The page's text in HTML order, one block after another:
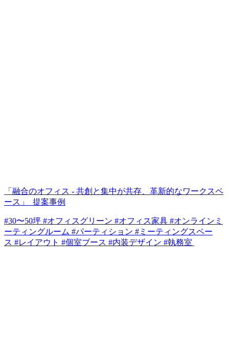
「融合のオフィス - 共創と集中が共存、革新的なワークスペ
ース」_提案事例
#30〜50坪 #オフィスグリーン #オフィス家具 #オンラインミ
ーティングルーム #パーティション #ミーティングスペー
ス #レイアウト #個室ブース #内装デザイン #執務室